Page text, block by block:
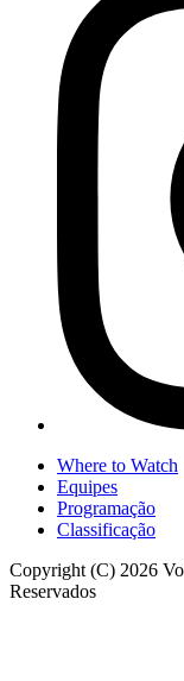
Where to Watch
Equipes
Programação
Classificação
Copyright (C) 2026
Reservados